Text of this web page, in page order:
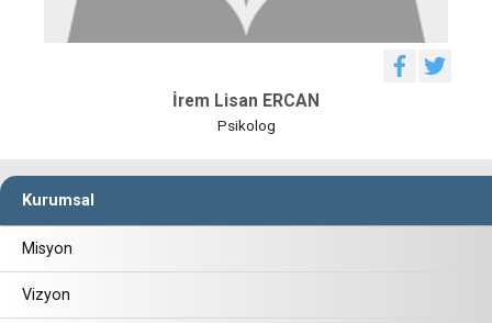
İrem Lisan ERCAN
Psikolog
Kurumsal
Misyon
Vizyon